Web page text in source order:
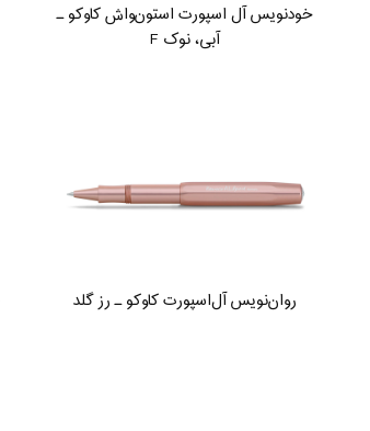
خودنویس آل اسپورت استون‌واش کاوکو ـ
آبی، نوک F
روان‌نویس آل‌اسپورت کاوکو ـ رز گلد